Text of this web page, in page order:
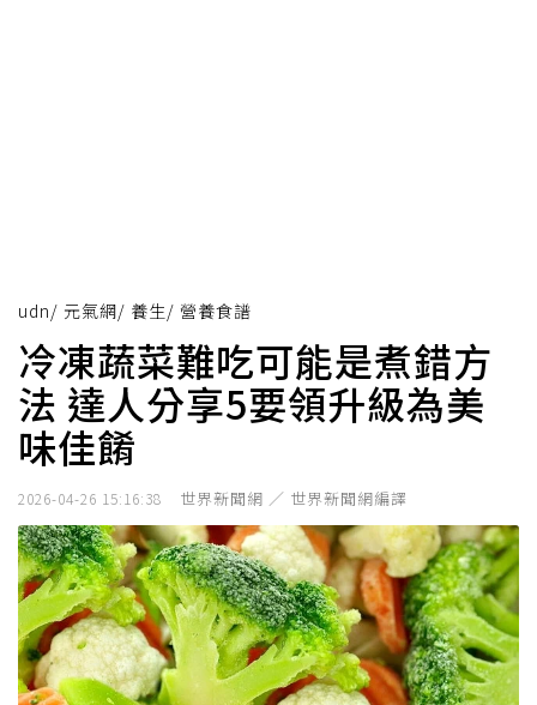
udn/ 元氣網/ 養生/ 營養食譜
冷凍蔬菜難吃可能是煮錯方
法 達人分享5要領升級為美
味佳餚
2026-04-26 15:16:38 世界新聞網 ／ 世界新聞網編譯